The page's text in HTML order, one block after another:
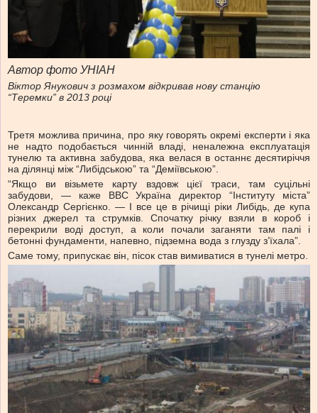
Автор фото УНІАН
Віктор Янукович з розмахом відкривав нову станцію
“Теремки” в 2013 році
Третя можлива причина, про яку говорять окремі експерти і яка
не надто подобається чинній владі, неналежна експлуатація
тунелю та активна забудова, яка велася в останнє десятиріччя
на ділянці між “Либідською” та “Деміївською”.
“Якщо ви візьмете карту вздовж цієї траси, там суцільні
забудови, — каже ВВС Україна директор “Інституту міста”
Олександр Сергієнко. — І все це в річищі ріки Либідь, де купа
різних джерел та струмків. Спочатку річку взяли в короб і
перекрили воді доступ, а коли почали заганяти там палі і
бетонні фундаменти, напевно, підземна вода з глузду з’їхала”.
Саме тому, припускає він, пісок став вимиватися в тунелі метро.